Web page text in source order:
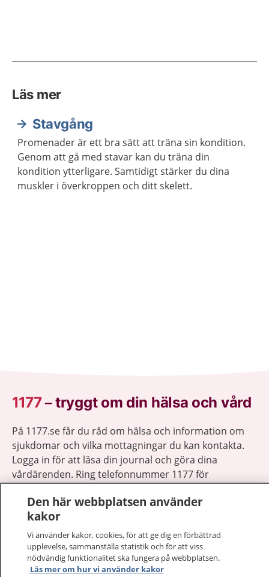
Läs mer
Stavgång
Promenader är ett bra sätt att träna sin kondition.
Genom att gå med stavar kan du träna din
kondition ytterligare. Samtidigt stärker du dina
muskler i överkroppen och ditt skelett.
1177–tryggt om din hälsa och vård
På 1177.se får du råd om hälsa och information om
sjukdomar och vilka mottagningar du kan kontakta.
Logga in för att läsa din journal och göra dina
vårdärenden. Ring telefonnummer 1177 för
1177 ger dig råd när du vill må bättre.
Den här webbplatsen använder
kakor
Vi använder kakor, cookies, för att ge dig en förbättrad
upplevelse, sammanställa statistik och för att viss
nödvändig funktionalitet ska fungera på webbplatsen.
Läs mer om hur vi använder kakor